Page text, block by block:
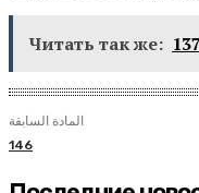
Читать так же: 137
المادة السابقة
146